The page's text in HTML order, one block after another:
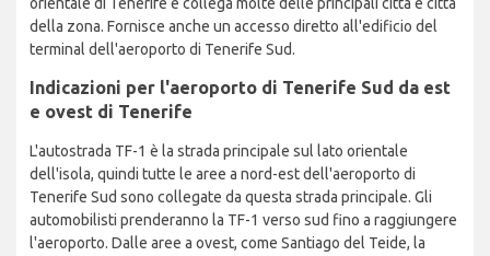
della zona. Fornisce anche un accesso diretto all'edificio del
terminal dell'aeroporto di Tenerife Sud.
Indicazioni per l'aeroporto di Tenerife Sud da est
e ovest di Tenerife
L'autostrada TF-1 è la strada principale sul lato orientale
dell'isola, quindi tutte le aree a nord-est dell'aeroporto di
Tenerife Sud sono collegate da questa strada principale. Gli
automobilisti prenderanno la TF-1 verso sud fino a raggiungere
l'aeroporto. Dalle aree a ovest, come Santiago del Teide, la